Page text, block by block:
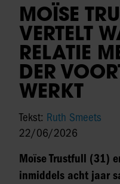
MOÏSE
VERTELT
RELATIE
DER
WERKT
Tekst: Ruth Smeets
22/06/2026
Moïse Trustfull (31)
inmiddels acht jaar